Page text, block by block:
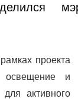
проекта
освещение и
активного